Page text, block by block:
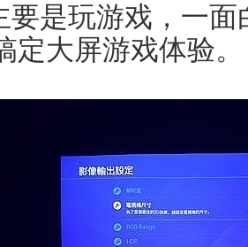
要是玩游戏，一面
定大屏游戏体验。